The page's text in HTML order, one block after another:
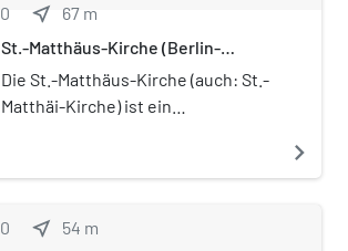
0 near_me 67 m
St.-Matthäus-Kirche (Berlin-
Die St.-Matthäus-Kirche (auch: St.-
Matthäi-Kirche) ist ein
Tiergartens im Berliner Bezirk Mitte
heute als einziger historischer Bau
navigate_next
0 near_me 54 m